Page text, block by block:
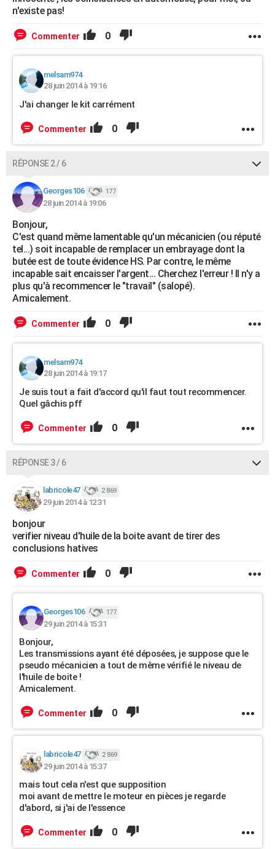
n'existe pas!
Commenter 0
melsam974
28 juin 2014 à 19:16
J'ai changer le kit carrément
Commenter 0
RÉPONSE 2 / 6
Georges106 177
28 juin 2014 à 19:06
Bonjour,
C'est quand même lamentable qu'un mécanicien (ou réputé
tel...) soit incapable de remplacer un embrayage dont la
butée est de toute évidence HS. Par contre, le même
incapable sait encaisser l'argent... Cherchez l'erreur ! Il n'y a
plus qu'à recommencer le "travail" (salopé).
Amicalement.
Commenter 0
melsam974
28 juin 2014 à 19:17
Je suis tout a fait d'accord qu'il faut tout recommencer.
Quel gâchis pff
Commenter 0
RÉPONSE 3 / 6
labricole47 2 869
29 juin 2014 à 12:31
bonjour
verifier niveau d'huile de la boite avant de tirer des
conclusions hatives
Commenter 0
Georges106 177
29 juin 2014 à 15:31
Bonjour,
Les transmissions ayant été déposées, je suppose que le
pseudo mécanicien a tout de même vérifié le niveau de
l'huile de boite !
Amicalement.
Commenter 0
labricole47 2 869
29 juin 2014 à 15:37
mais tout cela n'est que supposition
moi avant de mettre le moteur en pièces je regarde
d'abord, si j'ai de l'essence
Commenter 0